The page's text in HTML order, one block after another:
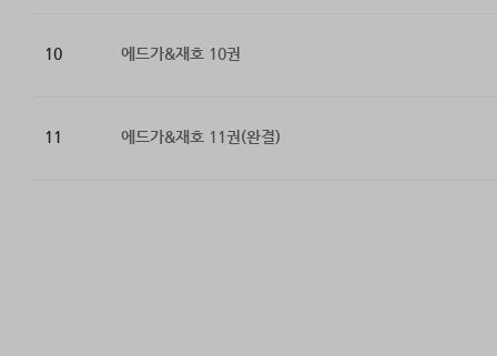
10 에드가&재호 10권
11 에드가&재호 11권(완결)